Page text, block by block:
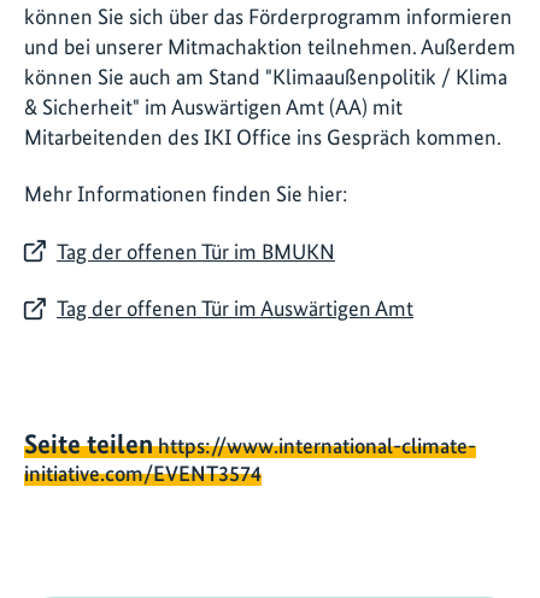
können Sie sich über das Förderprogramm informieren
und bei unserer Mitmachaktion teilnehmen. Außerdem
können Sie auch am Stand "Klimaaußenpolitik / Klima
& Sicherheit" im Auswärtigen Amt (AA) mit
Mitarbeitenden des IKI Office ins Gespräch kommen.
Mehr Informationen finden Sie hier:
Tag der offenen Tür im BMUKN
Tag der offenen Tür im Auswärtigen Amt
Seite teilenhttps://www.international-climate-
initiative.com/EVENT3574